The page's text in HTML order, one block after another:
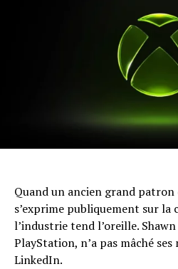
Quand un ancien grand
s’exprime publiquement sur la
l’industrie tend l’oreille. Shawn
PlayStation, n’a pas mâché
LinkedIn.